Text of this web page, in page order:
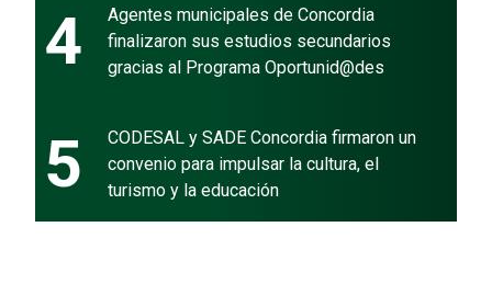
4
Agentes municipales de Concordia
finalizaron sus estudios secundarios
gracias al Programa Oportunid@des
5
CODESAL y SADE Concordia firmaron un
convenio para impulsar la cultura, el
turismo y la educación